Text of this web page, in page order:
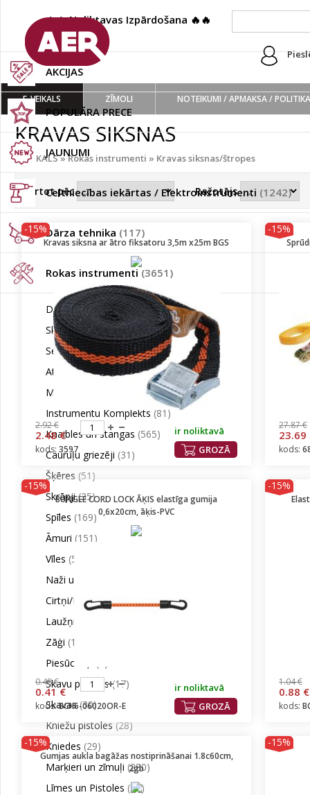
🔥🔥 Noliktavas Izpārdošana 🔥🔥
(222)
AKCIJAS
POPULĀRA PRECE
JAUNUMI
Celtniecības iekārtas / Elektroinstrumenti (1242)
Dārza tehnika (117)
Rokas instrumenti (3651)
Dažādi piederumi(140)
Skrūvgrieži(297)
Seškanši / Torxi(119)
Atslēgas(259)
Muciņas / Sprūdatslēgas(415)
Instrumentu Komplekts (81)
Knaibles un stangas (565)
Cauruļu griezēji (31)
Šķēres (51)
Skrāpji(35)
Spīles (169)
Āmuri (151)
Vīles (50)
Naži un nažu asmeņi
Cirtņi/Kalti/Dorņi(78)
Laužņi
Zāģi (106)
Piesūcekņi
Skavu pistoles(17)
Skavas(30)
Kniežu pistoles (28)
Kniedes (29)
Marķieri un zīmuļi (280)
Līmes un Pistoles (52)
E-VEIKALS ZĪMOLI NOTEIKUMI / APMAKSA / POLITIKA
KRAVAS SIKSNAS
E-VEIKALS»Rokas instrumenti » Kravas siksnas/štropes
Kārtot pēc Ražotājs
-15%
Kravas siksna ar ātro fiksatoru 3,5m x25m BGS
2.92 €
2.48 €
ir noliktavā
GROZĀ
kods: 3597
-15%
27.87 €
23.69
kods:
-15%
BUNGEE CORD LOCK ĀĶIS elastīga gumija
0,6x20cm, āķis-PVC
0.48 €
0.41 €
ir noliktavā
GROZĀ
kods:BCH6-06020OR-E
-15%
1.04 €
0.88 €
kods:
-15%
Gumjas aukla bagāžas nostiprināšanai 1.8c60cm,
2gb
-15%